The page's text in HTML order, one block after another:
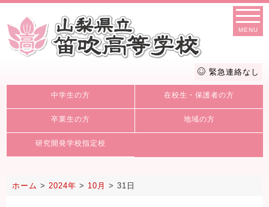
MENU
緊急連絡なし
中学生の方 在校生・保護者の方
卒業生の方 地域の方
研究開発学校指定校
ホーム > 2024年 > 10月 > 31日